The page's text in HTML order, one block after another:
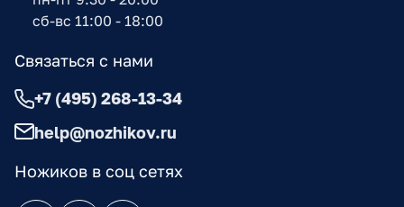
Ножиков в соц сетях
сб-вс 11:00 - 18:00
Связаться с нами
+7 (495) 268-13-34
help@nozhikov.ru